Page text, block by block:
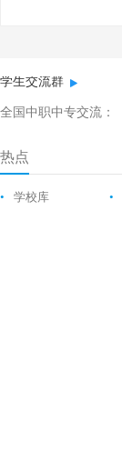
学生交流群
全国中职中专交流：
热点
• 学校库 •